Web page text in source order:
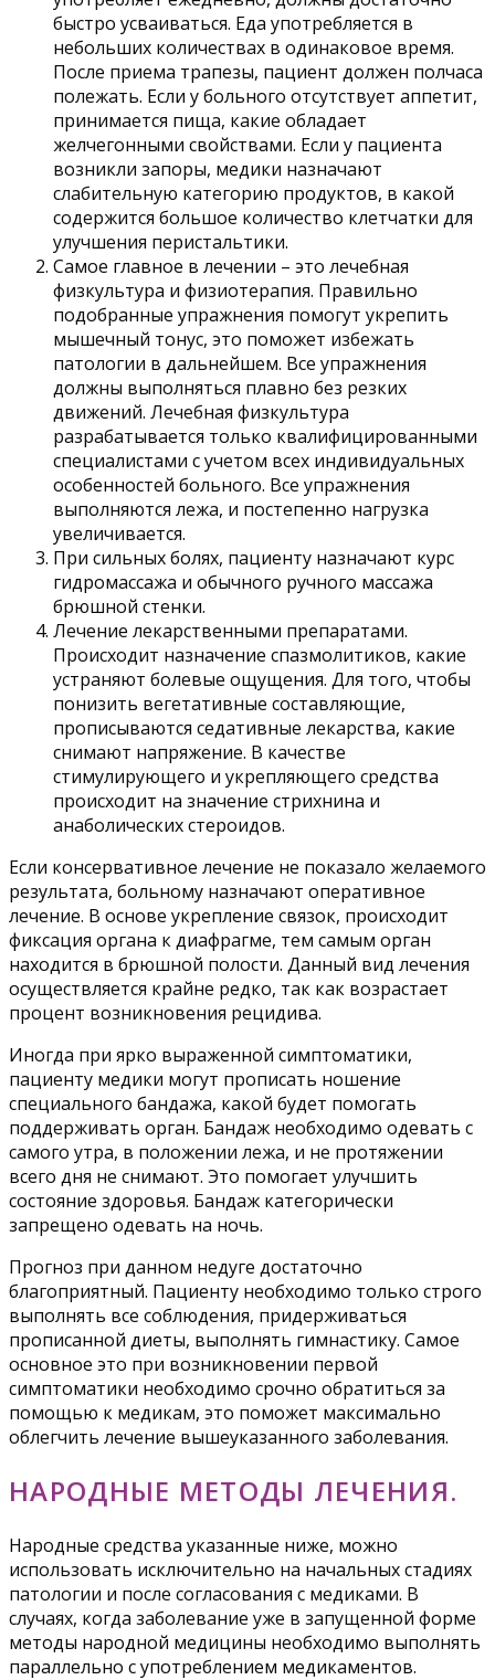
быстро усваиваться. Еда употребляется в
небольших количествах в одинаковое время.
После приема трапезы, пациент должен полчаса
полежать. Если у больного отсутствует аппетит,
принимается пища, какие обладает
желчегонными свойствами. Если у пациента
возникли запоры, медики назначают
слабительную категорию продуктов, в какой
содержится большое количество клетчатки для
улучшения перистальтики.
Самое главное в лечении – это лечебная
физкультура и физиотерапия. Правильно
подобранные упражнения помогут укрепить
мышечный тонус, это поможет избежать
патологии в дальнейшем. Все упражнения
должны выполняться плавно без резких
движений. Лечебная физкультура
разрабатывается только квалифицированными
специалистами с учетом всех индивидуальных
особенностей больного. Все упражнения
выполняются лежа, и постепенно нагрузка
увеличивается.
При сильных болях, пациенту назначают курс
гидромассажа и обычного ручного массажа
брюшной стенки.
Лечение лекарственными препаратами.
Происходит назначение спазмолитиков, какие
устраняют болевые ощущения. Для того, чтобы
понизить вегетативные составляющие,
прописываются седативные лекарства, какие
снимают напряжение. В качестве
стимулирующего и укрепляющего средства
происходит на значение стрихнина и
анаболических стероидов.
Если консервативное лечение не показало желаемого
результата, больному назначают оперативное
лечение. В основе укрепление связок, происходит
фиксация органа к диафрагме, тем самым орган
находится в брюшной полости. Данный вид лечения
осуществляется крайне редко, так как возрастает
процент возникновения рецидива.
Иногда при ярко выраженной симптоматики,
пациенту медики могут прописать ношение
специального бандажа, какой будет помогать
поддерживать орган. Бандаж необходимо одевать с
самого утра, в положении лежа, и не протяжении
всего дня не снимают. Это помогает улучшить
состояние здоровья. Бандаж категорически
запрещено одевать на ночь.
Прогноз при данном недуге достаточно
благоприятный. Пациенту необходимо только строго
выполнять все соблюдения, придерживаться
прописанной диеты, выполнять гимнастику. Самое
основное это при возникновении первой
симптоматики необходимо срочно обратиться за
помощью к медикам, это поможет максимально
облегчить лечение вышеуказанного заболевания.
НАРОДНЫЕ МЕТОДЫ ЛЕЧЕНИЯ.
Народные средства указанные ниже, можно
использовать исключительно на начальных стадиях
патологии и после согласования с медиками. В
случаях, когда заболевание уже в запущенной форме
методы народной медицины необходимо выполнять
параллельно с употреблением медикаментов.